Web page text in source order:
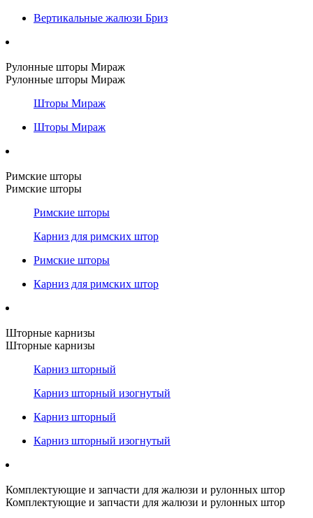
Вертикальные жалюзи Бриз
Рулонные шторы Мираж
Рулонные шторы Мираж
Шторы Мираж
Шторы Мираж
Римские шторы
Римские шторы
Римские шторы
Карниз для римских штор
Римские шторы
Карниз для римских штор
Шторные карнизы
Шторные карнизы
Карниз шторный
Карниз шторный изогнутый
Карниз шторный
Карниз шторный изогнутый
Комплектующие и запчасти для жалюзи и рулонных штор
Комплектующие и запчасти для жалюзи и рулонных штор